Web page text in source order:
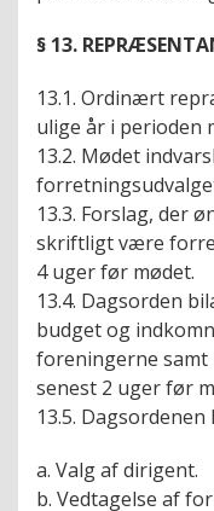
§ 13.
13.1. Ordinært
ulige år i perioden
13.2. Mødet
13.3. Forslag, der
skriftligt være
4 uger før mødet.
13.4. Dagsorden
budget og
foreningerne samt
senest 2 uger før
13.5.
a. Valg af dirigent.
b. Vedtagelse af